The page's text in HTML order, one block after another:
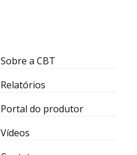
Sobre a CBT
Relatórios
Portal do produtor
Vídeos